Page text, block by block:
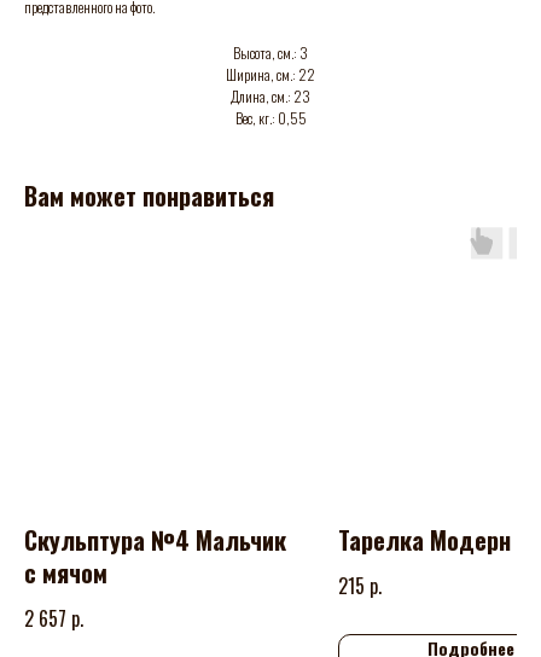
представленного на фото.
Высота, см.: 3
Ширина, см.: 22
Длина, см.: 23
Вес, кг.: 0,55
Вам может понравиться
Скульптура №4 Мальчик
с мячом
2 657 р.
Тарелка Модерн
215 р.
Подробнее